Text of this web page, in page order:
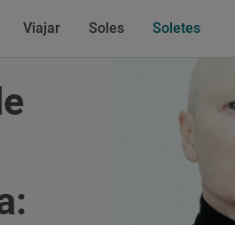
Viajar Soles Soletes